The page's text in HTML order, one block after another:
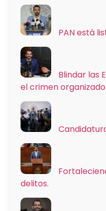
PAN está
Blindar las
el crimen organizado
delitos.